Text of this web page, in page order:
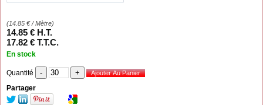
(14.85 €/ Mètre)
14.85 € H.T.
17.82 € T.T.C.
En stock
Quantité
Partager